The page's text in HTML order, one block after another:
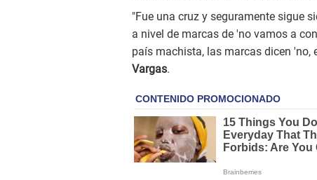
"Fue una cruz y seguramente sigue
a nivel de marcas de 'no vamos a
país machista, las marcas dicen 'no,
Vargas.